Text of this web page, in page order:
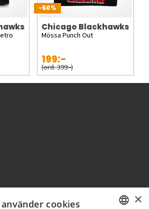
-50%
Chicago Blackhawks
Mössa Punch Out
199:-
(ord. 399:-)
×
cookies